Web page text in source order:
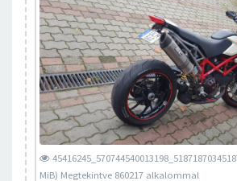
MiB) Megtekintve 860217 alkalommal